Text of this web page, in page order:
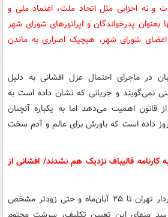
و نه احزابی مثل اتحاد ملت، اعتماد ملی و
بعنوان پدرخواندگان و اپراتورهای شورای شهر
شورای شهر، هیچیک اصراری به ماندن
در ماجرای احتمال عزل افشانی به دلیل
نمی‌گویند و جریانی که نشان داده است به
قانون اهمیت می‌دهد اما به یکباره آنچنان
داده است که باورش برای عالم و آدم سخت
کارنامه قالیباف نزدیک هم نشدند/ افشانی از
محرز آنست که تکلیف شهردار تهران تا ۲۵ آبان‌ماه و حتی زودتر مشخص
منهای این تعیین تکلیف، سرشت محتوم